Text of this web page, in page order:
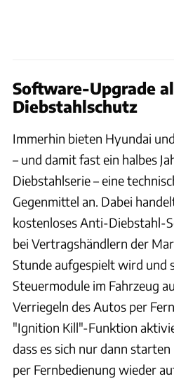
Software-Upgrade
Diebstahlschutz
Immerhin bieten Hyundai
– und damit fast ein halbes
Diebstahlserie – eine
Gegenmittel an. Dabei
kostenloses Anti-Diebstahl-
bei Vertragshändlern der
Stunde aufgespielt wird und
Steuermodule im Fahrzeug
Verriegeln des Autos per
"Ignition Kill"-Funktion
dass es sich nur dann
per Fernbedienung wieder